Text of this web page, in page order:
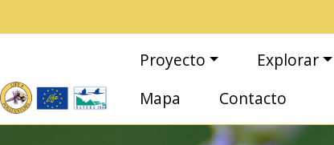
Navegación principal
Proyecto Explorar
Mapa
Contacto